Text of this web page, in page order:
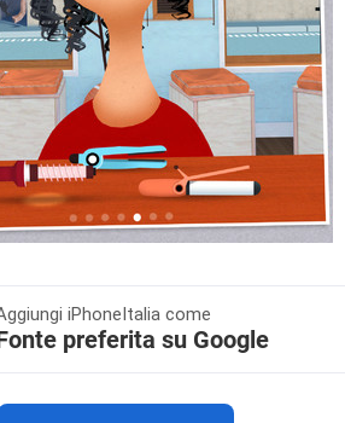
iPhoneItalia come
preferita su Google